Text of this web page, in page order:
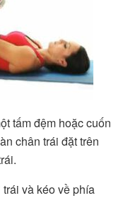
tấm đệm hoặc cuốn
chân trái đặt trên
và kéo về phía